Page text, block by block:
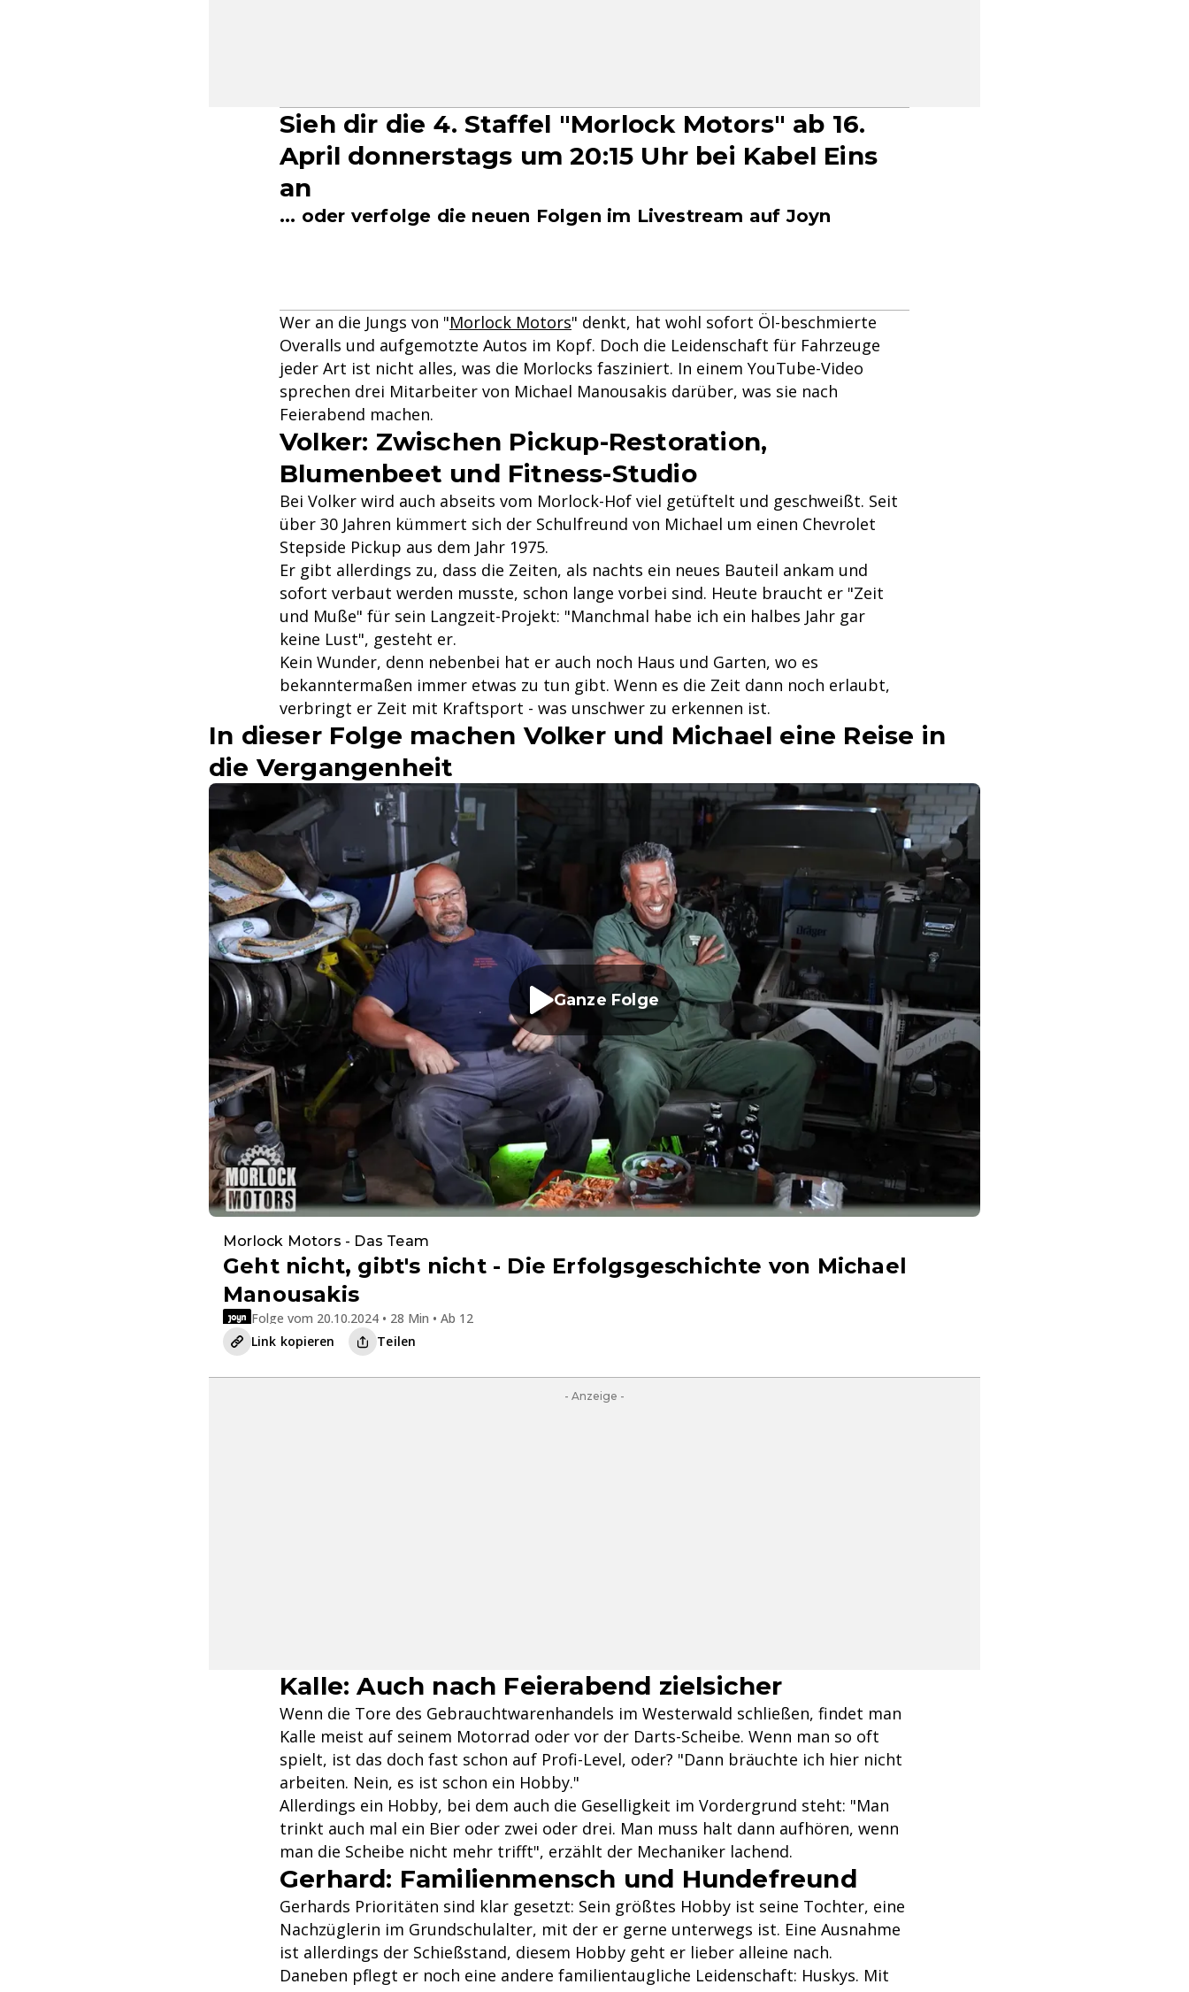
Sieh dir die 4. Staffel "Morlock Motors" ab 16.
April donnerstags um 20:15 Uhr bei Kabel Eins
an
... oder verfolge die neuen Folgen im Livestream auf Joyn
Wer an die Jungs von "Morlock Motors" denkt, hat wohl sofort Öl-beschmierte
Overalls und aufgemotzte Autos im Kopf. Doch die Leidenschaft für Fahrzeuge
jeder Art ist nicht alles, was die Morlocks fasziniert. In einem YouTube-Video
sprechen drei Mitarbeiter von Michael Manousakis darüber, was sie nach
Feierabend machen.
Volker: Zwischen Pickup-Restoration,
Blumenbeet und Fitness-Studio
Bei Volker wird auch abseits vom Morlock-Hof viel getüftelt und geschweißt. Seit
über 30 Jahren kümmert sich der Schulfreund von Michael um einen Chevrolet
Stepside Pickup aus dem Jahr 1975.
Er gibt allerdings zu, dass die Zeiten, als nachts ein neues Bauteil ankam und
sofort verbaut werden musste, schon lange vorbei sind. Heute braucht er "Zeit
und Muße" für sein Langzeit-Projekt: "Manchmal habe ich ein halbes Jahr gar
keine Lust", gesteht er.
Kein Wunder, denn nebenbei hat er auch noch Haus und Garten, wo es
bekanntermaßen immer etwas zu tun gibt. Wenn es die Zeit dann noch erlaubt,
verbringt er Zeit mit Kraftsport - was unschwer zu erkennen ist.
In dieser Folge machen Volker und Michael eine Reise in
die Vergangenheit
Ganze Folge
Morlock Motors - Das Team
Geht nicht, gibt's nicht - Die Erfolgsgeschichte von Michael
Manousakis
Folge vom 20.10.2024 • 28 Min • Ab 12
Link kopieren
Teilen
- Anzeige -
Kalle: Auch nach Feierabend zielsicher
Wenn die Tore des Gebrauchtwarenhandels im Westerwald schließen, findet man
Kalle meist auf seinem Motorrad oder vor der Darts-Scheibe. Wenn man so oft
spielt, ist das doch fast schon auf Profi-Level, oder? "Dann bräuchte ich hier nicht
arbeiten. Nein, es ist schon ein Hobby."
Allerdings ein Hobby, bei dem auch die Geselligkeit im Vordergrund steht: "Man
trinkt auch mal ein Bier oder zwei oder drei. Man muss halt dann aufhören, wenn
man die Scheibe nicht mehr trifft", erzählt der Mechaniker lachend.
Gerhard: Familienmensch und Hundefreund
Gerhards Prioritäten sind klar gesetzt: Sein größtes Hobby ist seine Tochter, eine
Nachzüglerin im Grundschulalter, mit der er gerne unterwegs ist. Eine Ausnahme
ist allerdings der Schießstand, diesem Hobby geht er lieber alleine nach.
Daneben pflegt er noch eine andere familientaugliche Leidenschaft: Huskys. Mit